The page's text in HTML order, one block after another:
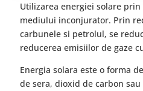
Utilizarea energiei solare
mediului inconjurator. Prin
carbunele si petrolul, se
reducerea emisiilor de gaze
Energia solara este o forma
de sera, dioxid de carbon